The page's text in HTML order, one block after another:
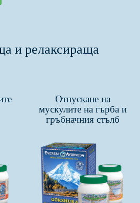
и релаксираща
Отпускане на
мускулите на гърба и
гръбначния стълб